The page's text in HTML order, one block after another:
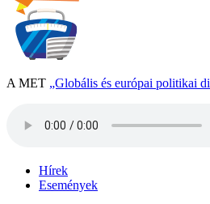
A MET „Globális és európai politikai
Hírek
Események